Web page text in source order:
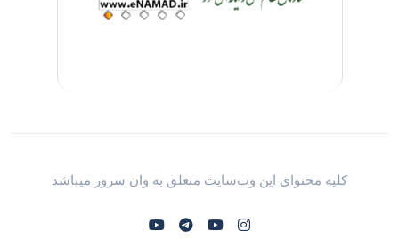
کلیه محتوای این وب‌سایت متعلق به وان سرور میباشد